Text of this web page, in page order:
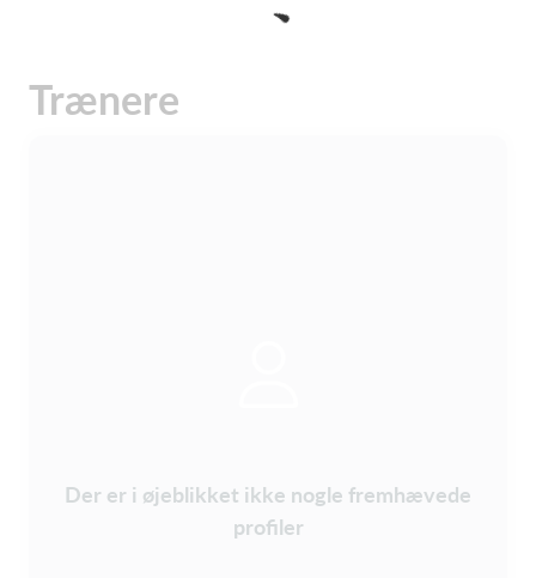
Trænere
Der er i øjeblikket ikke nogle fremhævede
profiler